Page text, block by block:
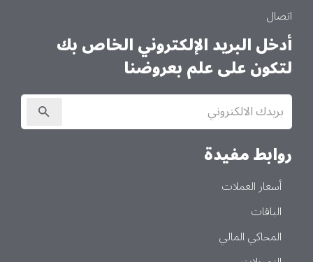
اتصال
أدخل البريد الإلكتروني الخاص بك
لتكون على علم بعروضنا
الاشتراك
في
النشرة
روابط مفيدة
أسعار العملات
الباقات
المحاكي المالي